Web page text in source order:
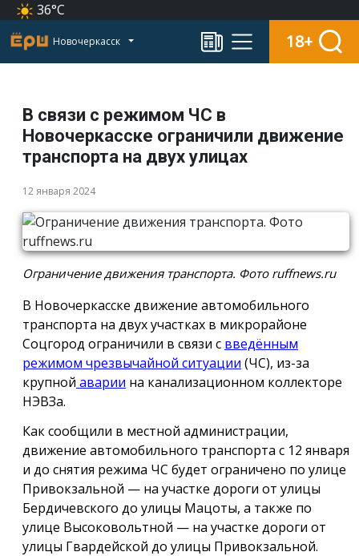
36°C
Новочеркасск 18+
В связи с режимом ЧС в
Новочеркасске ограничили движение
транспорта на двух улицах
12 января 2024
Ограничение движения транспорта. Фото ruffnews.ru
В Новочеркасске движение автомобильного
транспорта на двух участках в микрорайоне
Соцгород ограничили в связи с введённым
режимом чрезвычайной ситуации (ЧС), из-за
крупной аварии на канализационном коллекторе
НЭВЗа.
Как сообщили в местной администрации,
движение автомобильного транспорта с 12 января
и до снятия режима ЧС будет ограничено по улице
Привокзальной — на участке дороги от улицы
Бердичевского до улицы Мацоты, а также по
улице Высоковольтной — на участке дороги от
улицы Гвардейской до улицы Привокзальной.